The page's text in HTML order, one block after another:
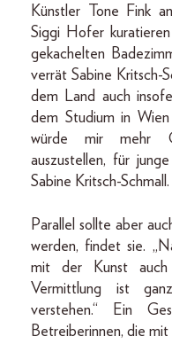
Künstler Tone Fink
Siggi Hofer
gekachelten
verrät Sabine Kritsch-­
dem Land auch
dem Studium in
würde mir mehr
auszustellen, für
Sabine Kritsch-Schmall.
Parallel sollte aber
werden, findet sie.
mit der Kunst auch
Vermittlung ist
verstehen.“ Ein
Betreiberinnen, die